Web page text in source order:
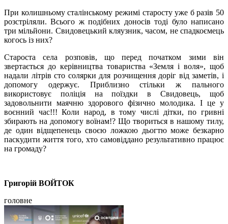
При колишньому сталінському режимі старосту уже б разів 50
розстріляли. Всього ж подібних доносів тоді було написано
три мільйони. Свидовецький кляузник, часом, не спадкоємець
когось із них?
Староста села розповів, що перед початком зими він
звертається до керівництва товариства «Земля і воля», щоб
надали літрів сто солярки для розчищення доріг від заметів, і
допомогу одержує. Приблизно стільки ж пального
використовує поліція на поїздки в Свидовець, щоб
задовольнити маячню здорового фізично молодика. І це у
воєнний час!!! Коли народ, в тому числі дітки, по гривні
збирають на допомогу воїнам!? Що твориться в нашому тилу,
де один відщепенець своєю ложкою дьогтю може безкарно
паскудити життя того, хто самовіддано результативно працює
на громаду?
Григорій ВОЙТОК
головне